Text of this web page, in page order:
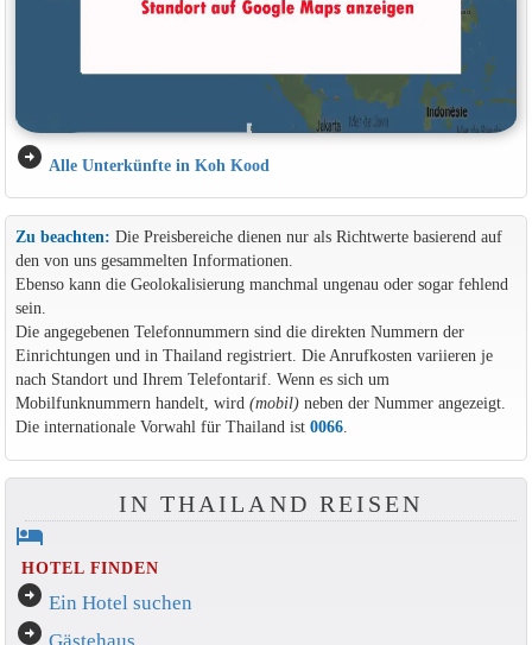
arrow_circle_right Alle Unterkünfte in Koh Kood
Zu beachten: Die Preisbereiche dienen nur als Richtwerte basierend auf
den von uns gesammelten Informationen.
Ebenso kann die Geolokalisierung manchmal ungenau oder sogar fehlend
sein.
Die angegebenen Telefonnummern sind die direkten Nummern der
Einrichtungen und in Thailand registriert. Die Anrufkosten variieren je
nach Standort und Ihrem Telefontarif. Wenn es sich um
Mobilfunknummern handelt, wird (mobil)neben der Nummer angezeigt.
Die internationale Vorwahl für Thailand ist 0066.
IN THAILAND REISEN
hotel
HOTEL FINDEN
arrow_circle_right Ein Hotel suchen
arrow_circle_right